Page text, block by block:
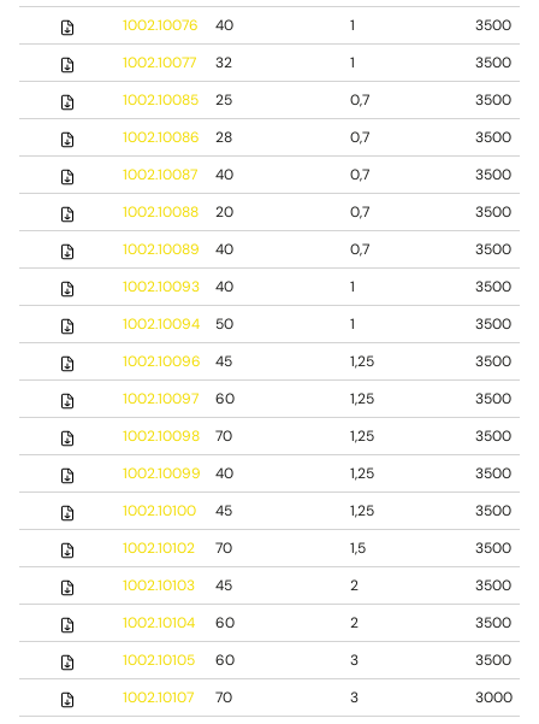
1002.10076
40 1
3500
1002.10077
32 1
3500
1002.10085
25 0,7
3500
1002.10086
28 0,7
3500
1002.10087
40 0,7
3500
1002.10088
20 0,7
3500
1002.10089
40 0,7
3500
1002.10093
40 1
3500
1002.10094
50 1
3500
1002.10096
45 1,25
3500
1002.10097
60 1,25
3500
1002.10098
70 1,25
3500
1002.10099
40 1,25
3500
1002.10100
45 1,25
3500
1002.10102
70 1,5
3500
1002.10103
45 2
3500
1002.10104
60 2
3500
1002.10105
60 3
3500
1002.10107
70 3
3000